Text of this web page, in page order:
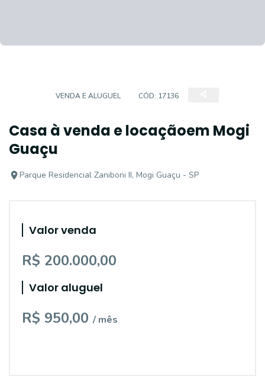
VENDA E ALUGUEL CÓD: 17136
Casa à venda e locaçãoem Mogi
Guaçu
Parque Residencial Zaniboni II, Mogi Guaçu - SP
Valor venda
R$ 200.000,00
Valor aluguel
R$ 950,00 / mês